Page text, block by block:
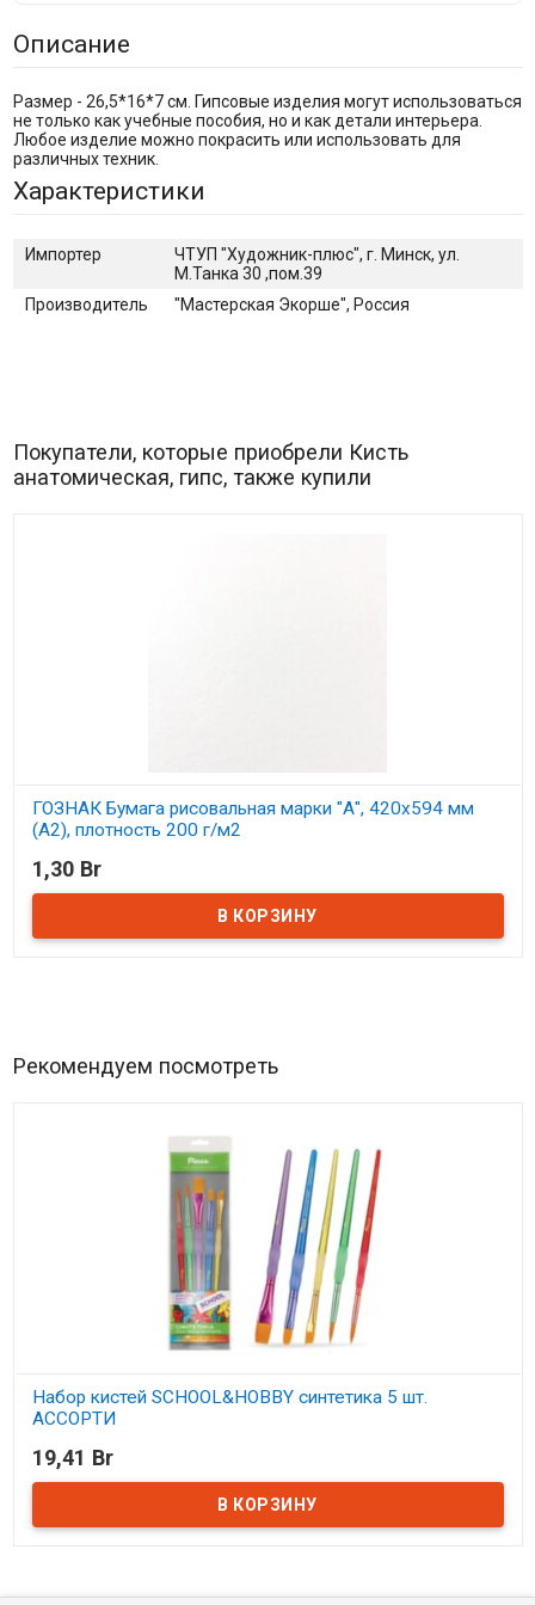
Описание
Размер - 26,5*16*7 см. Гипсовые изделия могут использоваться
не только как учебные пособия, но и как детали интерьера.
Любое изделие можно покрасить или использовать для
различных техник.
Характеристики
Импортер
ЧТУП "Художник-плюс", г. Минск, ул.
М.Танка 30 ,пом.39
Производитель
"Мастерская Экорше", Россия
Покупатели, которые приобрели Кисть
анатомическая, гипс, также купили
ГОЗНАК Бумага рисовальная марки "А", 420х594 мм
(А2), плотность 200 г/м2
В наличии
1,30 Br
Рекомендуем посмотреть
Набор кистей SCHOOL&HOBBY синтетика 5 шт.
АССОРТИ
В наличии
19,41 Br